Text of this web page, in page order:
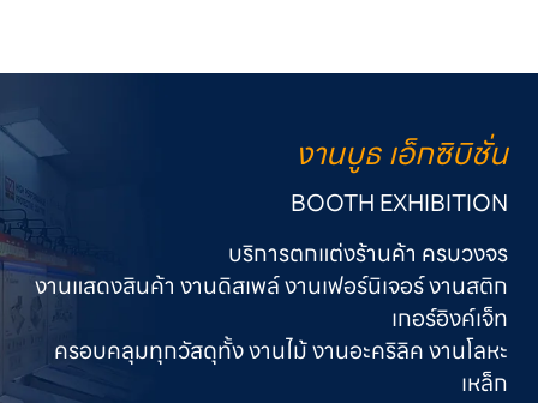
งานบูธ เอ็กซิบิชั่น
BOOTH EXHIBITION
บริการตกแต่งร้านค้า ครบวงจร
งานแสดงสินค้า งานดิสเพล์ งานเฟอร์นิเจอร์ งานสติก
เกอร์อิงค์เจ็ท
ครอบคลุมทุกวัสดุทั้ง งานไม้ งานอะคริลิค งานโลหะ
เหล็ก